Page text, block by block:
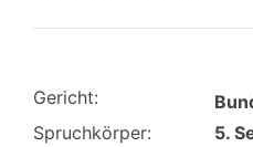
Gericht:
Spruchkörper:
5.